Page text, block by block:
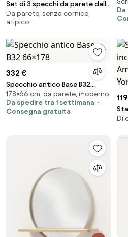
Set di 3 specchi da parete dalla
forma organica senza cornice
Lia
Da parete, senza cornice,
atipico
332 €
Specchio antico Base B32
66×178
178×66 cm, da parete, moderno
Da spedire tra 1 settimana
Consegna gratuita
Di